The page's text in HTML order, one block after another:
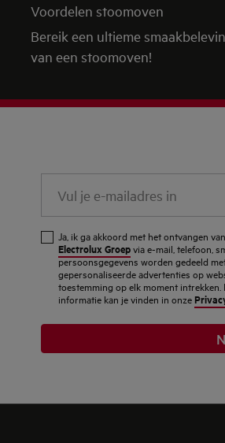
Voordelen stoomoven
Bereik een ultieme
van een stoomoven!
mailadres
Ja, ik ga akkoord met het ontvangen
Electrolux Groepvia e-mail, telefoon,
persoonsgegevens worden gedeeld
gepersonaliseerde advertenties op
toestemming op elk moment
informatie kan je vinden in onze